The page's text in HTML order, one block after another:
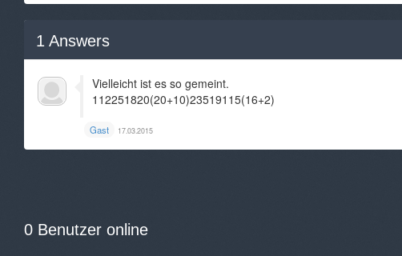
1 Answers
Vielleicht ist es so gemeint.
112251820(20+10)23519115(16+2)
Gast 17.03.2015
0 Benutzer online